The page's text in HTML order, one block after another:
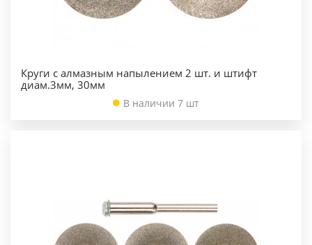
Круги с алмазным напылением 2 шт. и штифт
диам.3мм, 30мм
В наличии 7 шт